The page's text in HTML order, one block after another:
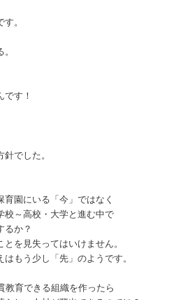
。
す！
でした。
園にいる「今」ではなく
校～高校・大学と進む中で
るか？
を見失ってはいけません。
もう少し「先」のようです。
教育できる組織を作ったら